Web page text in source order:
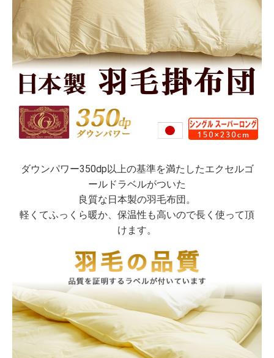
ダウンパワー350dp以上の基準を満たしたエクセルゴ
ールドラベルがついた
良質な日本製の羽毛布団。
軽くてふっくら暖か、保温性も高いので長く使って頂
けます。